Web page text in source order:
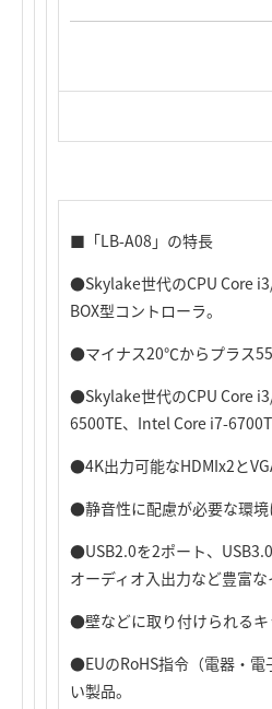
■「LB-A08」の特長
●Skylake世代のCPU Core
BOX型コントローラ。
●マイナス20℃からプラス
●Skylake世代のCPU Core
6500TE、Intel Core i7-
●4K出力可能なHDMIx2と
●静音性に配慮が必要な環境
●USB2.0を2ポート、
オーディオ入出力など豊富な
●壁などに取り付けられるキ
●EUのRoHS指令（電器・電
い製品。